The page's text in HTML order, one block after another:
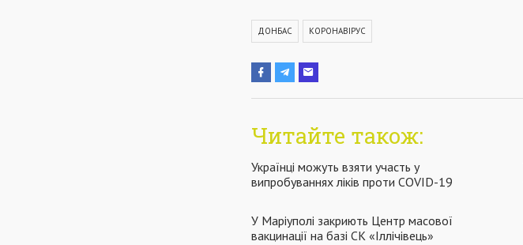
ДОНБАС КОРОНАВІРУС
Читайте також:
Українці можуть взяти участь у
випробуваннях ліків проти COVID-19
У Маріуполі закриють Центр масової
вакцинації на базі СК «Іллічівець»